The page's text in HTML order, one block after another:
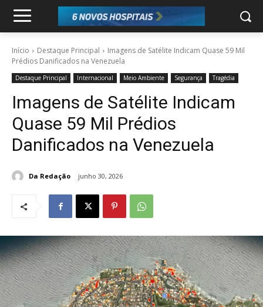
Início Destaque Principal
Imagens de Satélite Indicam Quase 59 Mil
Prédios Danificados na Venezuela
Destaque Principal Internacional Meio Ambiente Segurança Tragédia
Imagens de Satélite Indicam
Quase 59 Mil Prédios
Danificados na Venezuela
Da Redação junho 30, 2026